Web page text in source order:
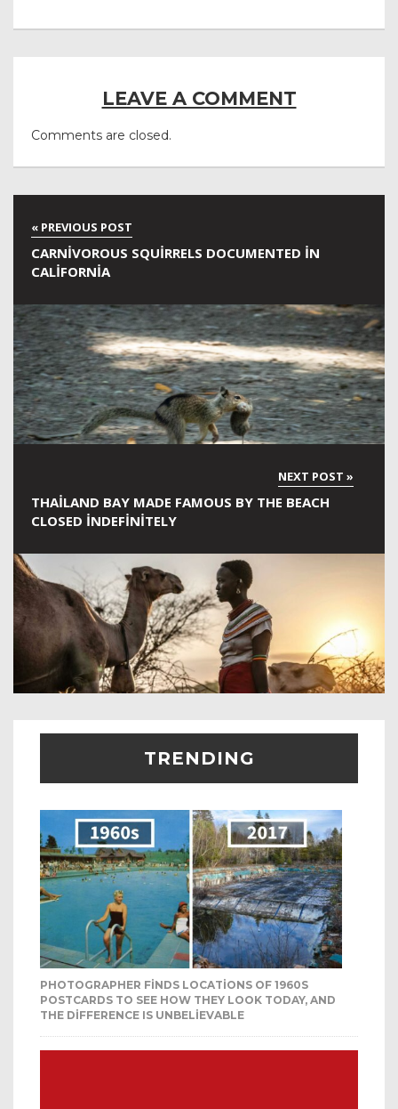
LEAVE A COMMENT
Comments are closed.
CARNIVOROUS SQUIRRELS DOCUMENTED IN
CALIFORNIA
THAILAND BAY MADE FAMOUS BY THE BEACH
CLOSED INDEFINITELY
TRENDING
PHOTOGRAPHER FINDS LOCATIONS OF 1960S
POSTCARDS TO SEE HOW THEY LOOK TODAY, AND
THE DIFFERENCE IS UNBELIEVABLE